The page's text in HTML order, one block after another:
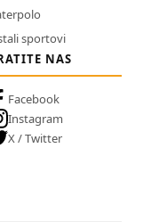
sportovi
NAS
Facebook
Instagram
X / Twitter